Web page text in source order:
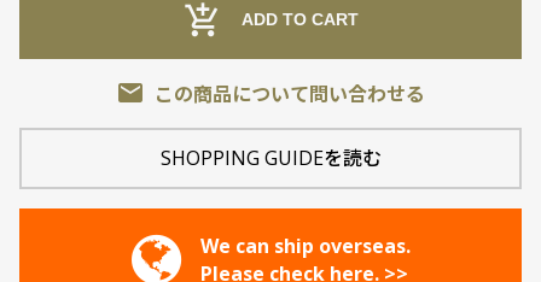
add_shopping_cart ADD TO CART
email この商品について問い合わせる
SHOPPING GUIDEを読む
We can ship overseas.
Please check here. >>